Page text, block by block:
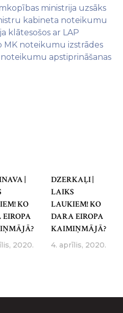
ministrija uzsāks
kabineta noteikumu
klātesošos ar LAP
MK noteikumu izstrādes
apstiprināšanas
|
KO
2020.
DZERKAĻI |
LAIKS
LAUKIEM! KO
DARA EIROPA
KAIMIŅMĀJĀ?
4. aprīlis, 2020.